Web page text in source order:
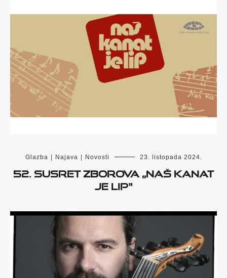
Glazba Najava Novosti 23. listopada 2024.
52. SUSRET ZBOROVA „NAŠ KANAT
JE LIP“